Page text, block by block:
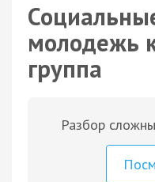
молодежь
группа
Разбор